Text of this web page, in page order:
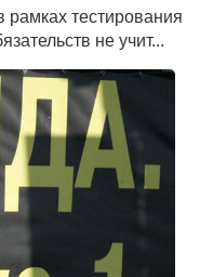
тестирования
не учит...